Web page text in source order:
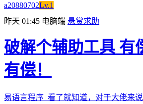
a20880702Lv.1
昨天 01:45 电脑端 悬赏求助
破解个辅助工具 有
有偿！
易语言程序 看了就知道，对于大佬来